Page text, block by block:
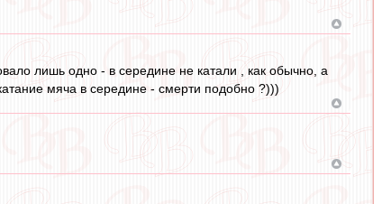
лишь одно - в середине не катали , как обычно, а
мяча в середине - смерти подобно ?)))